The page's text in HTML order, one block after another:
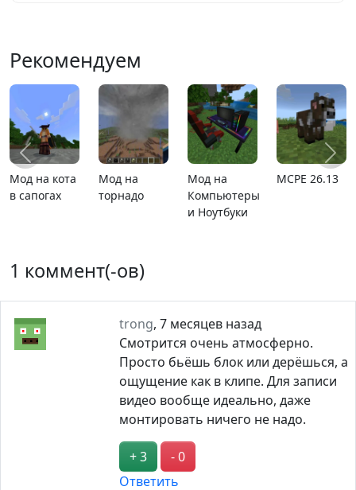
Рекомендуем
MCPE 26.1
Карта
расширяющийся
Карта ада
MCPE
1 коммент(-ов)
trong, 7 месяцев назад
Смотрится очень атмосферно.
Просто бьёшь блок или дерёшься, а
ощущение как в клипе. Для записи
видео вообще идеально, даже
монтировать ничего не надо.
+ 3
- 0
Ответить